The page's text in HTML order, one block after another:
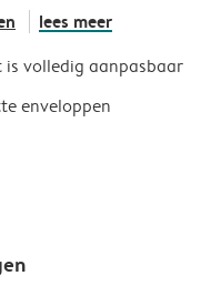
lees meer
volledig aanpasbaar
enveloppen